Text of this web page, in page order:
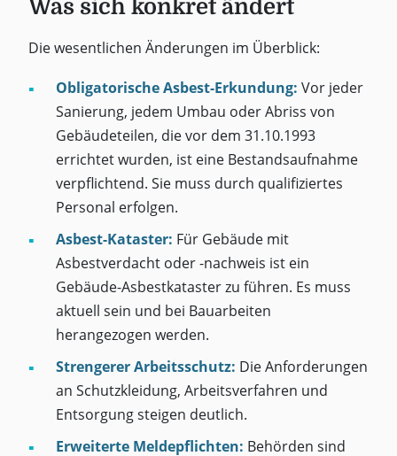
Was sich konkret ändert
Die wesentlichen Änderungen im Überblick:
Obligatorische Asbest-Erkundung: Vor jeder
Sanierung, jedem Umbau oder Abriss von
Gebäudeteilen, die vor dem 31.10.1993
errichtet wurden, ist eine Bestandsaufnahme
verpflichtend. Sie muss durch qualifiziertes
Personal erfolgen.
Asbest-Kataster: Für Gebäude mit
Asbestverdacht oder -nachweis ist ein
Gebäude-Asbestkataster zu führen. Es muss
aktuell sein und bei Bauarbeiten
herangezogen werden.
Strengerer Arbeitsschutz: Die Anforderungen
an Schutzkleidung, Arbeitsverfahren und
Entsorgung steigen deutlich.
Erweiterte Meldepflichten: Behörden sind